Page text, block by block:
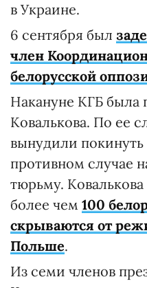
в Украине.
6 сентября был
член
белорусской
Накануне КГБ была
Ковалькова. По ее
вынудили покинуть
противном случае
тюрьму.
более чем 100
скрываются от
Польше.
Из семи членов